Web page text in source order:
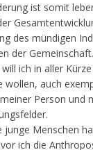
ist somit
des mündigen
der Gemeinschaft.
ich in aller
wollen, auch
Person und
junge Menschen
ich die